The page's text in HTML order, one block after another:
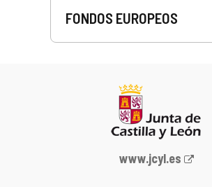
FONDOS EUROPEOS
Portal
www.jcyl.es